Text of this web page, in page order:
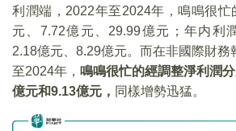
利潤端，2022年至2024年，鳴鳴很忙
元、7.72億元、29.99億元；年内利
2.18億元、8.29億元。而在非國際財務
至2024年， 鳴鳴很忙的經調整淨利潤
億元和9.13億元， 同樣增勢迅猛。